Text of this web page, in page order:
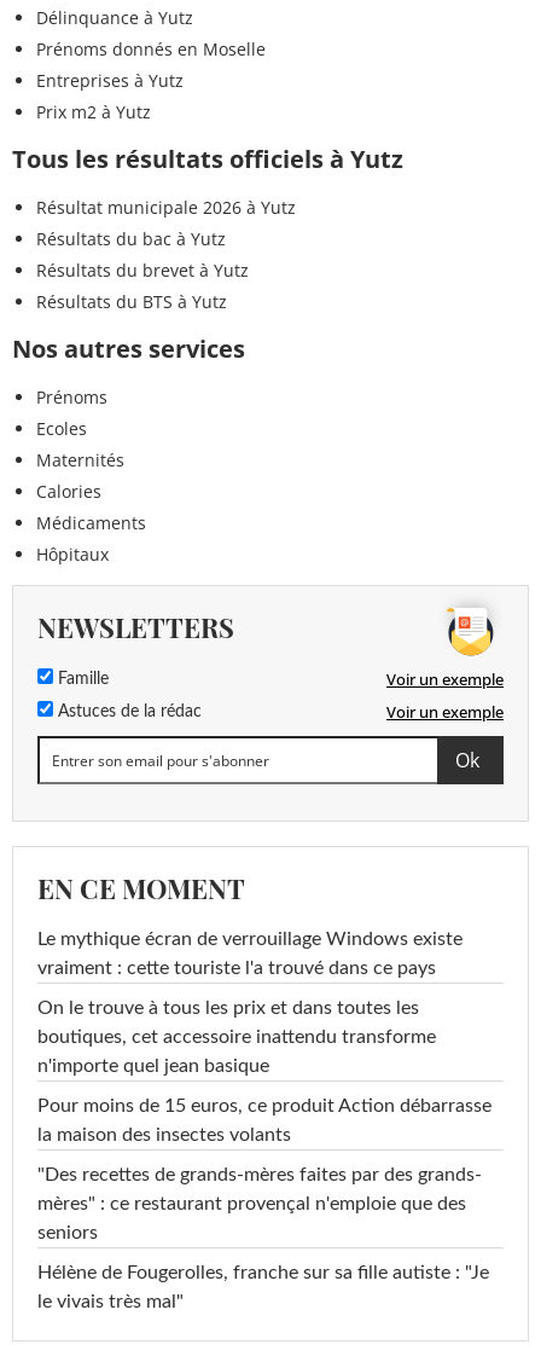
Délinquance à Yutz
Prénoms donnés en Moselle
Entreprises à Yutz
Prix m2 à Yutz
Tous les résultats officiels à Yutz
Résultat municipale 2026 à Yutz
Résultats du bac à Yutz
Résultats du brevet à Yutz
Résultats du BTS à Yutz
Nos autres services
Prénoms
Ecoles
Maternités
Calories
Médicaments
Hôpitaux
NEWSLETTERS
Famille Voir un exemple
Astuces de la rédac Voir un exemple
EN CE MOMENT
Le mythique écran de verrouillage Windows existe
vraiment : cette touriste l'a trouvé dans ce pays
On le trouve à tous les prix et dans toutes les
boutiques, cet accessoire inattendu transforme
n'importe quel jean basique
Pour moins de 15 euros, ce produit Action débarrasse
la maison des insectes volants
"Des recettes de grands-mères faites par des grands-
mères" : ce restaurant provençal n'emploie que des
seniors
Hélène de Fougerolles, franche sur sa fille autiste : "Je
le vivais très mal"